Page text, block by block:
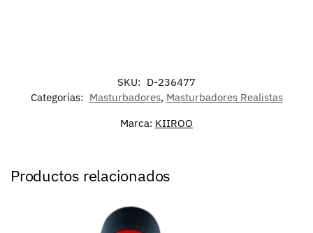
SKU: D-236477
Categorías: Masturbadores, Masturbadores Realistas
Marca: KIIROO
Productos relacionados